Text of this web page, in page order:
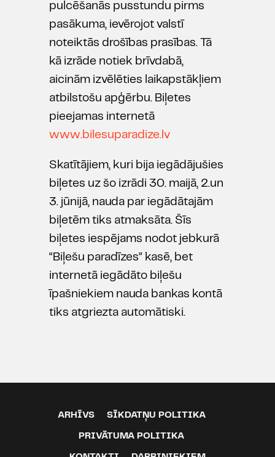
pulcēšanās pusstundu pirms
pasākuma, ievērojot valstī
noteiktās drošības prasības. Tā
kā izrāde notiek brīvdabā,
aicinām izvēlēties laikapstākļiem
atbilstošu apģērbu. Biļetes
pieejamas internetā
www.bilesuparadize.lv
Skatītājiem, kuri bija iegādājušies
biļetes uz šo izrādi 30. maijā, 2.un
3. jūnijā, nauda par iegādātajām
biļetēm tiks atmaksāta. Šīs
biļetes iespējams nodot jebkurā
“Biļešu paradīzes” kasē, bet
internetā iegādāto biļešu
īpašniekiem nauda bankas kontā
tiks atgriezta automātiski.
ARHĪVS SĪKDATŅU POLITIKA
PRIVĀTUMA POLITIKA